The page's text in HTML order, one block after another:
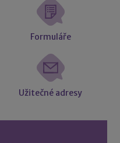
Formuláře
Užitečné adresy